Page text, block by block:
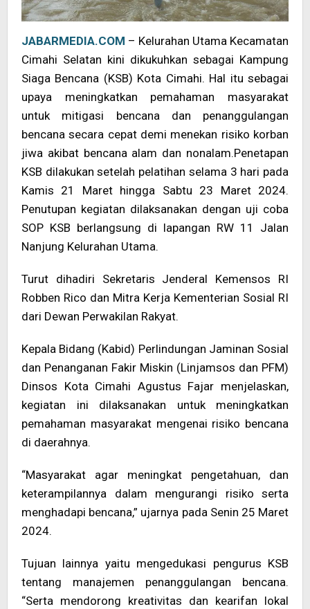
JABARMEDIA.COM – Kelurahan Utama Kecamatan
Cimahi Selatan kini dikukuhkan sebagai Kampung
Siaga Bencana (KSB) Kota Cimahi. Hal itu sebagai
upaya meningkatkan pemahaman masyarakat
untuk mitigasi bencana dan penanggulangan
bencana secara cepat demi menekan risiko korban
jiwa akibat bencana alam dan nonalam.Penetapan
KSB dilakukan setelah pelatihan selama 3 hari pada
Kamis 21 Maret hingga Sabtu 23 Maret 2024.
Penutupan kegiatan dilaksanakan dengan uji coba
SOP KSB berlangsung di lapangan RW 11 Jalan
Nanjung Kelurahan Utama.
Turut dihadiri Sekretaris Jenderal Kemensos RI
Robben Rico dan Mitra Kerja Kementerian Sosial RI
dari Dewan Perwakilan Rakyat.
Kepala Bidang (Kabid) Perlindungan Jaminan Sosial
dan Penanganan Fakir Miskin (Linjamsos dan PFM)
Dinsos Kota Cimahi Agustus Fajar menjelaskan,
kegiatan ini dilaksanakan untuk meningkatkan
pemahaman masyarakat mengenai risiko bencana
di daerahnya.
“Masyarakat agar meningkat pengetahuan, dan
keterampilannya dalam mengurangi risiko serta
menghadapi bencana,” ujarnya pada Senin 25 Maret
2024.
Tujuan lainnya yaitu mengedukasi pengurus KSB
tentang manajemen penanggulangan bencana.
“Serta mendorong kreativitas dan kearifan lokal